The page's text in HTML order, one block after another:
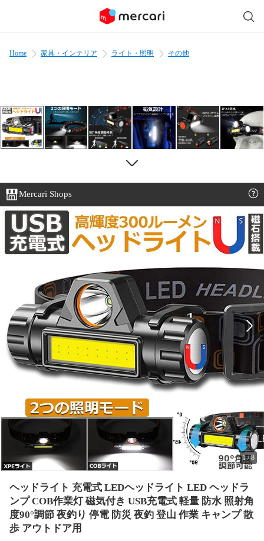
Home 家具・インテリア ライト・照明 その他
Mercari Shops
1/8
ヘッドライト 充電式 LEDヘッドライト LED ヘッドラ
ンプ COB作業灯 磁気付き USB充電式 軽量 防水 照射角
度90°調節 夜釣り 停電 防災 夜釣 登山 作業 キャンプ 散
歩 アウトドア用